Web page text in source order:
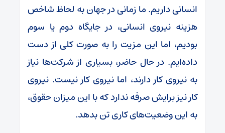
انسانی داریم. ما زمانی در جهان به لحاظ شاخص
هزینه نیروی انسانی، در جایگاه دوم یا سوم
بودیم، اما این مزیت را به صورت کلی از دست
داده‌ایم. در حال حاضر، بسیاری از شرکت‌ها نیاز
به نیروی کار دارند، اما نیروی کار نیست. نیروی
کار نیز برایش صرفه ندارد که با این میزان حقوق،
به این وضعیت‌های کاری تن بدهد.